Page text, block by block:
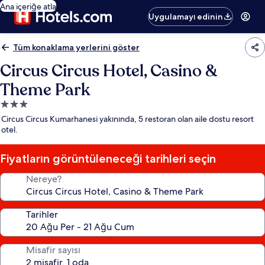
Ana içeriğe atla
Uygulamayı edinin
Tüm konaklama yerlerini göster
Circus Circus Hotel, Casino &
Theme Park
3.0
yıldızlı
konaklama
yeri
Circus Circus Kumarhanesi yakınında, 5 restoran olan aile dostu resort
otel.
Fiyatların görüntüleneceği tarihleri seçin
Nereye?
Tarihler
Misafir sayısı